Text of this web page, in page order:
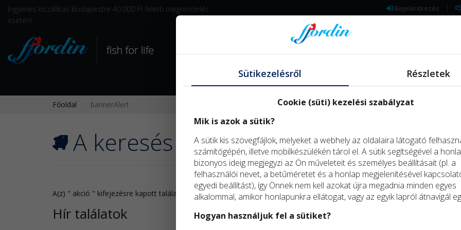
Ingyenes kiszállítás Budapestre 40.000 Ft feletti megrendelés
esetén!
Bejelentkezés
ELÁLLÁS A SZERZŐDÉSTŐL
Főoldal bannerAlert
A keresés eredménye
A(z) " akció " kifejezésre kapott találatok:
Hír találatok
Sütikezelésről Részletek
Cookie (süti) kezelési szabályzat
Mik is azok a sütik?
A sütik kis szövegfájlok, melyeket a webhely az oldalaira látogató
számítógépén, illetve mobilkészülékén tárol el. A sütik segítségével a
bizonyos ideig megjegyzi az Ön műveleteit és személyes beállításait (pl. a
felhasználói nevet, a betűméretet és a honlap megjelenítésével
egyedi beállítást), így Önnek nem kell azokat újra megadnia minden egyes
alkalommal, amikor honlapunkra ellátogat, vagy az egyik lapról átnavigál
Hogyan használjuk fel a sütiket?